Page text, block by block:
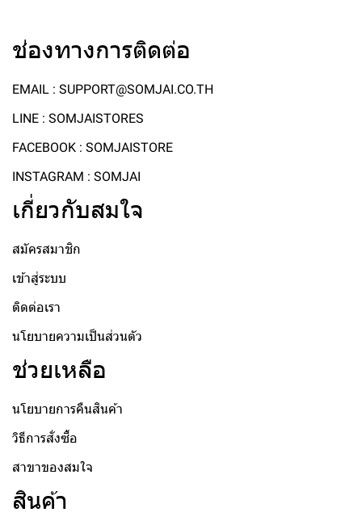
ช่องทางการติดต่อ
EMAIL : SUPPORT@SOMJAI.CO.TH
LINE : SOMJAISTORES
FACEBOOK : SOMJAISTORE
INSTAGRAM : SOMJAI
เกี่ยวกับสมใจ
สมัครสมาชิก
เข้าสู่ระบบ
ติดต่อเรา
นโยบายความเป็นส่วนตัว
ช่วยเหลือ
นโยบายการคืนสินค้า
วิธีการสั่งซื้อ
สาขาของสมใจ
สินค้า